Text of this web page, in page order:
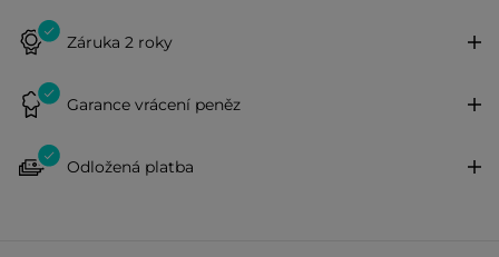
Záruka 2 roky
Garance vrácení peněz
Odložená platba